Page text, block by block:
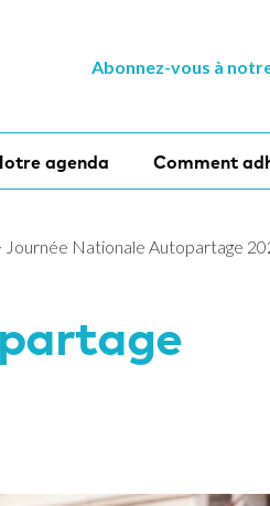
Abonnez-vous à
agenda Comment
Journée Nationale Autopartage